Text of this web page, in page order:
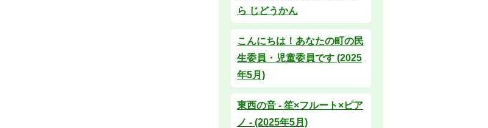
ら じどうかん
こんにちは！あなたの町の民
生委員・児童委員です (2025
年5月)
東西の音 - 笙×フルート×ピア
ノ - (2025年5月)